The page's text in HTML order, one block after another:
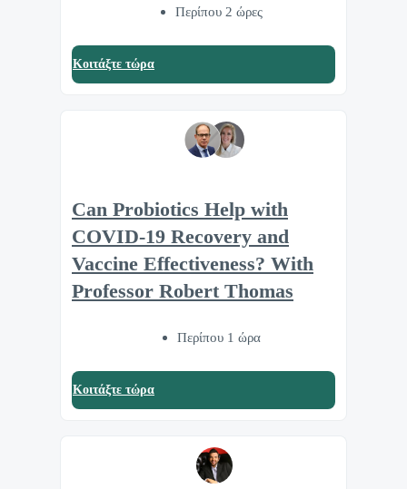
Περίπου 2 ώρες
Κοιτάξτε τώρα
Can Probiotics Help with
COVID-19 Recovery and
Vaccine Effectiveness? With
Professor Robert Thomas
Περίπου 1 ώρα
Κοιτάξτε τώρα